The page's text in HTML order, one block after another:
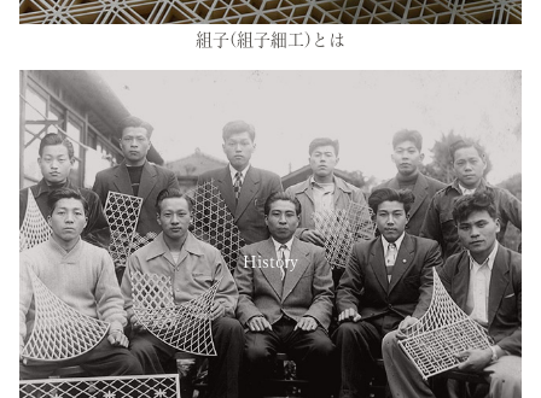
組子(組子細工)とは
History